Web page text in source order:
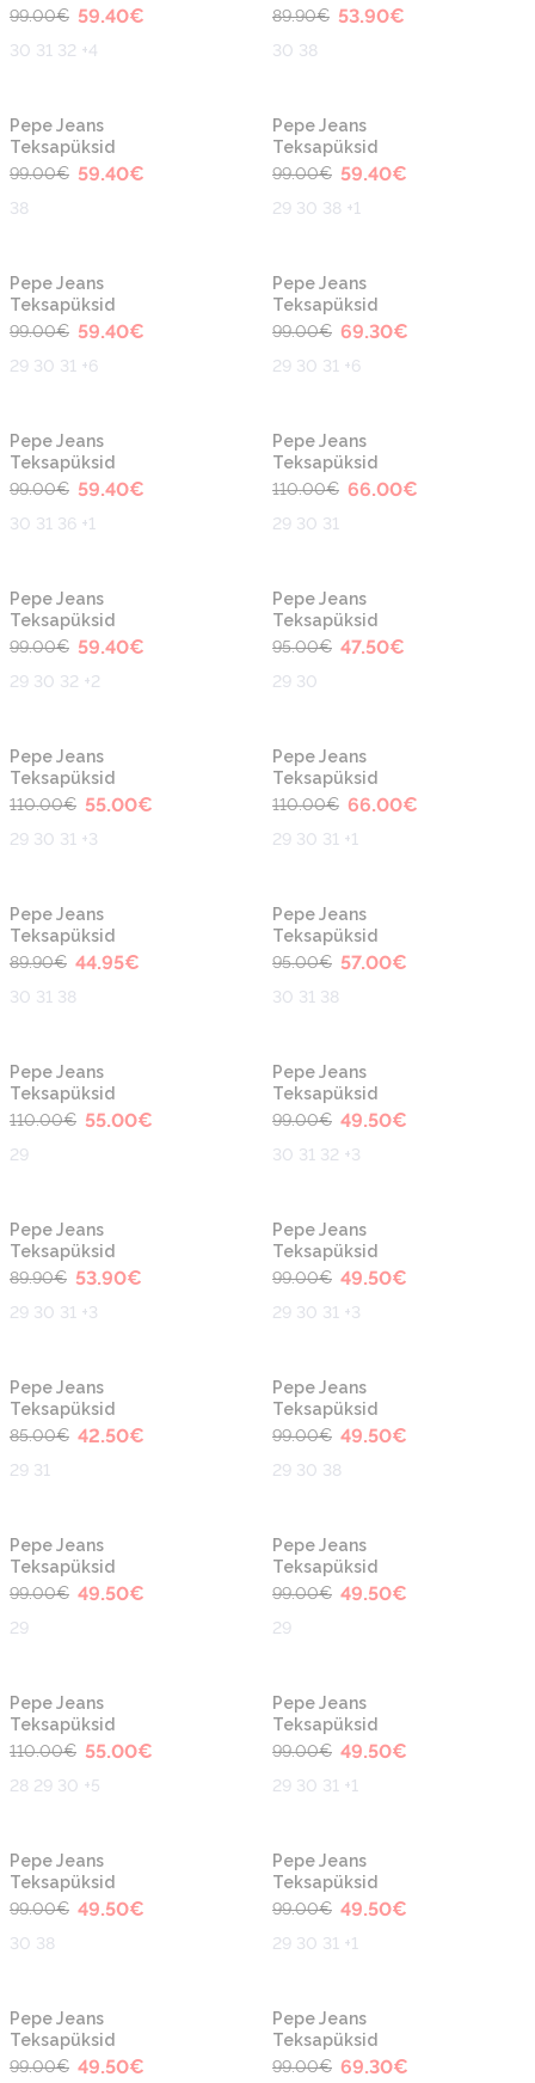
99.00€ 59.40€
30 31 32 +4
89.90€ 53.90€
30 38
-40%
Pepe Jeans
Teksapüksid
99.00€ 59.40€
38
-40%
Pepe Jeans
Teksapüksid
99.00€ 59.40€
29 30 38 +1
-40%
Pepe Jeans
Teksapüksid
99.00€ 59.40€
29 30 31 +6
-30%
Pepe Jeans
Teksapüksid
99.00€ 69.30€
29 30 31 +6
-40%
Pepe Jeans
Teksapüksid
99.00€ 59.40€
30 31 36 +1
-40%
Pepe Jeans
Teksapüksid
110.00€ 66.00€
29 30 31
-40%
Pepe Jeans
Teksapüksid
99.00€ 59.40€
29 30 32 +2
-50%
Pepe Jeans
Teksapüksid
95.00€ 47.50€
29 30
-50%
Pepe Jeans
Teksapüksid
110.00€ 55.00€
29 30 31 +3
-40%
Pepe Jeans
Teksapüksid
110.00€ 66.00€
29 30 31 +1
-50%
Pepe Jeans
Teksapüksid
89.90€ 44.95€
30 31 38
-40%
Pepe Jeans
Teksapüksid
95.00€ 57.00€
30 31 38
-50%
Pepe Jeans
Teksapüksid
110.00€ 55.00€
29
-50%
Pepe Jeans
Teksapüksid
99.00€ 49.50€
30 31 32 +3
-40%
Pepe Jeans
Teksapüksid
89.90€ 53.90€
29 30 31 +3
-50%
Pepe Jeans
Teksapüksid
99.00€ 49.50€
29 30 31 +3
-50%
Pepe Jeans
Teksapüksid
85.00€ 42.50€
29 31
-50%
Pepe Jeans
Teksapüksid
99.00€ 49.50€
29 30 38
-50%
Pepe Jeans
Teksapüksid
99.00€ 49.50€
29
-50%
Pepe Jeans
Teksapüksid
99.00€ 49.50€
29
-50%
Pepe Jeans
Teksapüksid
110.00€ 55.00€
28 29 30 +5
-50%
Pepe Jeans
Teksapüksid
99.00€ 49.50€
29 30 31 +1
-50%
Pepe Jeans
Teksapüksid
99.00€ 49.50€
30 38
-50%
Pepe Jeans
Teksapüksid
99.00€ 49.50€
29 30 31 +1
-50%
Pepe Jeans
Teksapüksid
99.00€ 49.50€
-30%
Pepe Jeans
Teksapüksid
99.00€ 69.30€